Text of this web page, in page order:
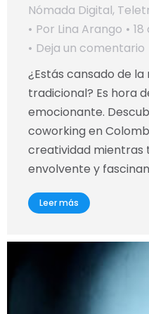
Nómada Digital,
Por Lina Arango
18
Deja un comentario
¿Estás cansado de
tradicional? Es hora
emocionante.
coworking en
creatividad mientras
envolvente y
Leer más